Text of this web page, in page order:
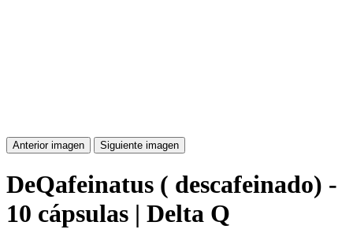
Anterior imagen Siguiente imagen
DeQafeinatus ( descafeinado) -
10 cápsulas | Delta Q